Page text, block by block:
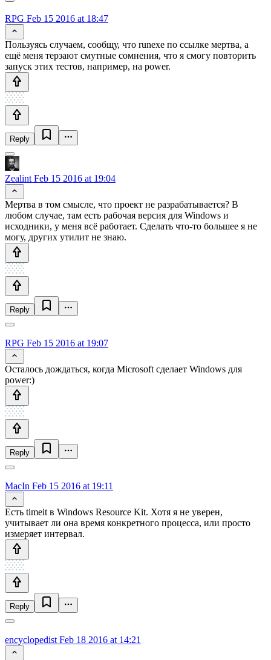
RPG Feb 15 2016 at 18:47
Пользуясь случаем, сообщу, что runexe по ссылке мертва, а
ещё меня терзают смутные сомнения, что я смогу повторить
запуск этих тестов, например, на power.
Reply
Zealint Feb 15 2016 at 19:04
Мертва в том смысле, что проект не разрабатывается? В
любом случае, там есть рабочая версия для Windows и
исходники, у меня всё работает. Сделать что-то большее я не
могу, других утилит не знаю.
Reply
RPG Feb 15 2016 at 19:07
Осталось дождаться, когда Microsoft сделает Windows для
power:)
Reply
MacIn Feb 15 2016 at 19:11
Есть timeit в Windows Resource Kit. Хотя я не уверен,
учитывает ли она время конкретного процесса, или просто
измеряет интервал.
Reply
encyclopedist Feb 18 2016 at 14:21